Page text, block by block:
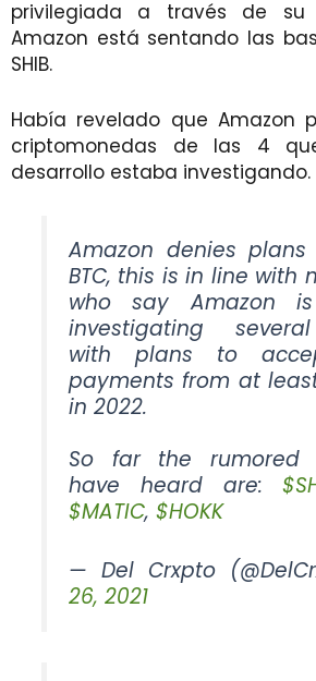
privilegiada a través de
Amazon está sentando las
SHIB.
Había revelado que Amazon
criptomonedas de las 4
desarrollo estaba investigando.
Amazon denies
BTC, this is in line with
who say Amazon
investigating
with plans to
payments from at
in 2022.
So far the rumored
have heard are:
$MATIC,$HOKK
— Del Crxpto
26, 2021